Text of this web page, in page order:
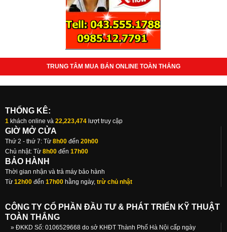
TRUNG TÂM MUA BÁN ONLINE TOÀN THẮNG
THỐNG KÊ:
1 khách online và 22,223,474 lượt truy cập
GIỜ MỞ CỬA
Thứ 2 - thứ 7: Từ 8h00 đến 20h00
Chủ nhật: Từ 8h00 đến 17h00
BẢO HÀNH
Thời gian nhận và trả máy bảo hành
Từ 12h00 đến 17h00 hằng ngày, trừ chủ nhật
CÔNG TY CỔ PHẦN ĐẦU TƯ & PHÁT TRIỂN KỸ THUẬT
TOÀN THẮNG
» ĐKKD Số: 0106529668 do sở KHĐT Thành Phố Hà Nội cấp ngày